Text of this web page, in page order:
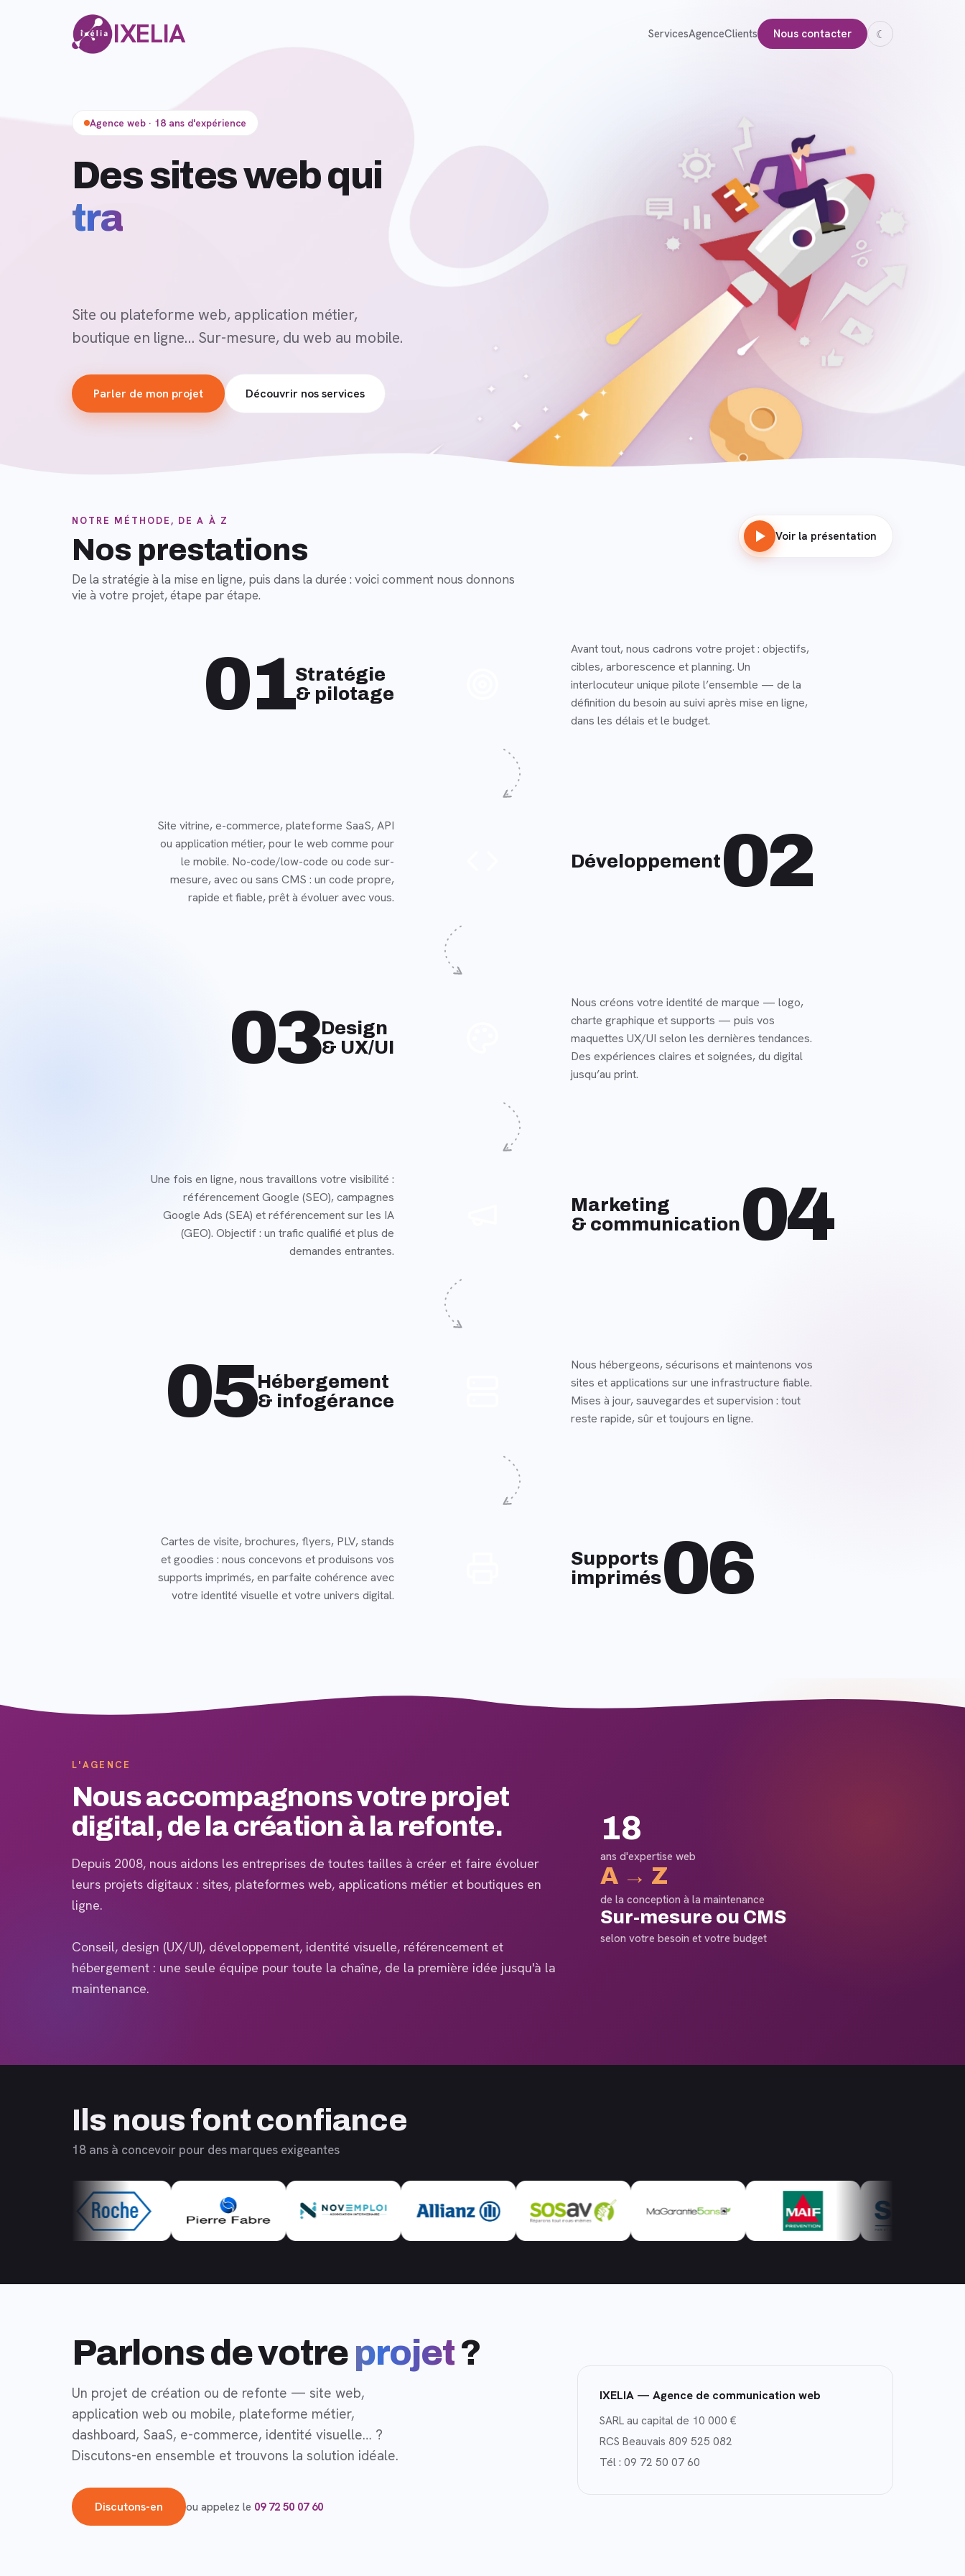
IXELIA ServicesAgenceClients Nous contacter ☾
Agence web · 18 ans d'expérience
Des sit
Site ou plateforme web, application métier,
boutique en ligne… Sur-mesure, du web au mobile.
Parler de mon projet Découvrir nos services
NOTRE MÉTHODE, DE A À Z
Nos prestations
De la stratégie à la mise en ligne, puis dans la durée : voici comment nous donnons
vie à votre projet, étape par étape.
Voir la présentation
01Stratégie
& pilotage
Avant tout, nous cadrons votre projet : objectifs,
cibles, arborescence et planning. Un
interlocuteur unique pilote l’ensemble — de la
définition du besoin au suivi après mise en ligne,
dans les délais et le budget.
Site vitrine, e-commerce, plateforme SaaS, API
ou application métier, pour le web comme pour
le mobile. No-code/low-code ou code sur-
mesure, avec ou sans CMS : un code propre,
rapide et fiable, prêt à évoluer avec vous.
Développement02
03Design
& UX/UI
Nous créons votre identité de marque — logo,
charte graphique et supports — puis vos
maquettes UX/UI selon les dernières tendances.
Des expériences claires et soignées, du digital
jusqu’au print.
Une fois en ligne, nous travaillons votre visibilité :
référencement Google (SEO), campagnes
Google Ads (SEA) et référencement sur les IA
(GEO). Objectif : un trafic qualifié et plus de
demandes entrantes.
Marketing
& communication04
05Hébergement
& infogérance
Nous hébergeons, sécurisons et maintenons vos
sites et applications sur une infrastructure fiable.
Mises à jour, sauvegardes et supervision : tout
reste rapide, sûr et toujours en ligne.
Cartes de visite, brochures, flyers, PLV, stands
et goodies : nous concevons et produisons vos
supports imprimés, en parfaite cohérence avec
votre identité visuelle et votre univers digital.
Supports
imprimés06
L'AGENCE
Nous accompagnons votre projet
digital, de la création à la refonte.
Depuis 2008, nous aidons les entreprises de toutes tailles à créer et faire évoluer
leurs projets digitaux : sites, plateformes web, applications métier et boutiques en
ligne.
Conseil, design (UX/UI), développement, identité visuelle, référencement et
hébergement : une seule équipe pour toute la chaîne, de la première idée jusqu'à la
maintenance.
18
ans d'expertise web
A → Z
de la conception à la maintenance
Sur-mesure ou CMS
selon votre besoin et votre budget
Ils nous font confiance
18 ans à concevoir pour des marques exigeantes
Parlons de votre projet?
Un projet de création ou de refonte — site web,
application web ou mobile, plateforme métier,
dashboard, SaaS, e-commerce, identité visuelle… ?
Discutons-en ensemble et trouvons la solution idéale.
Discutons-en ou appelez le 09 72 50 07 60
IXELIA — Agence de communication web
SARL au capital de 10 000 €
RCS Beauvais 809 525 082
Tél : 09 72 50 07 60